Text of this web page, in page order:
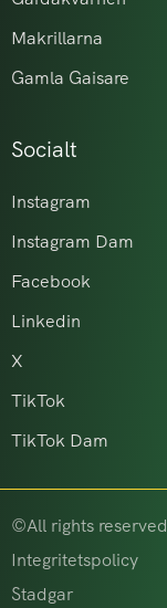
Makrillarna
Gamla Gaisare
Socialt
Instagram
Instagram Dam
Facebook
Linkedin
X
TikTok
TikTok Dam
©All rights reserved
Integritetspolicy
Stadgar